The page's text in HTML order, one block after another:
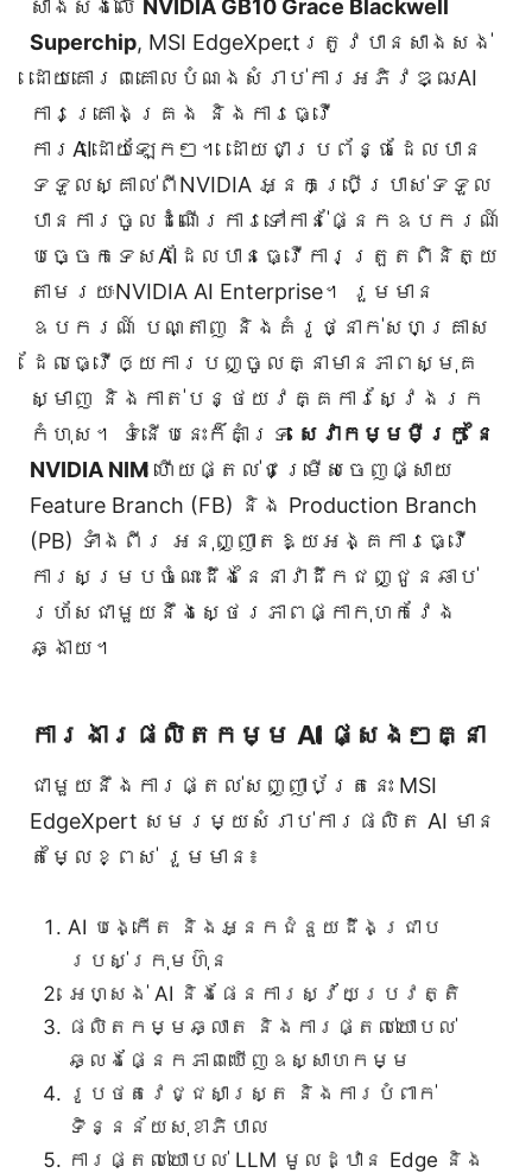
សាងសង់លើ NVIDIA GB10 Grace Blackwell
Superchip, MSI EdgeXpertត្រូវបានសាងសង់
ដោយគោរពគោលបំណងសំរាប់ការអភិវឌ្ឍAI
ការគ្រោងគ្រង និងការធ្វើ
ការAIដោយឡែកៗ។ ដោយជាប្រព័ន្ធដែលបាន
ទទួលស្គាល់ពីNVIDIA អ្នកប្រើប្រាស់ទទួល
បានការចូលដំណើរការទៅកាន់ផ្នែកឧបករណ៍
បច្ចេកទេសAIដែលបានធ្វើការត្រួតពិនិត្យ
តាមរយៈNVIDIA AI Enterprise។ រួមមាន
ឧបករណ៍ បណ្តាញ និងគំរូថ្នាក់សហគ្រាស
ដែលធ្វើឲ្យការបញ្ចូលគ្នាមានភាពស្មុគ
ស្មាញ និងកាត់បន្ថយវគ្គការស្វែងរក
កំហុស។ ទំនើបនេះក៏គាំទ្រ សេវាកម្មមីក្រូ នៃ
NVIDIA NIM ហើយផ្តល់ជម្រើសចេញផ្សាយ
Feature Branch (FB) និង Production Branch
(PB) ទាំងពីរ អនុញ្ញាតឱ្យអង្គការធ្វើ
ការសម្របចំណេះដឹងនៃនាវាដឹកជញ្ជូនឆាប់
រហ័សជាមួយនឹងស្ថេរភាពផ្កាកុហកវែង
ឆ្ងាយ។
ការងារផលិតកម្ម AI ផ្សេងៗគ្នា
ជាមួយនឹងការផ្តល់សញ្ញាប័ត្រនេះ MSI
EdgeXpert សមរម្យសំរាប់ការផលិត AI មាន
តម្លៃខ្ពស់ រួមមាន៖
AI បង្កើត និងអ្នកជំនួយដឹងជ្រាប
របស់ក្រុមហ៊ុន
អេហ្សង់ AI និងផែនការស្វ័យប្រវត្តិ
ផលិតកម្មឆ្លាត និងការផ្តល់យោបល់
ឆ្លងផ្នែកភាពឃើញឧស្សាហកម្ម
រូបថតវេជ្ជសាស្ត្រ និងការបំពាក់
ទិន្នន័យសុខាភិបាល
ការផ្តល់យោបល់ LLM មូលដ្ឋាន Edge និង